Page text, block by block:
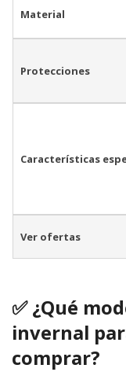
Material
Protecciones
Características
Ver ofertas
✅ ¿Qué
invernal
comprar?